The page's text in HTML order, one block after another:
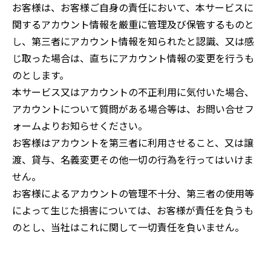
お客様は、お客様ご自身の責任において、本サービスに
関するアカウント情報を厳重に管理及び保管するものと
し、第三者にアカウント情報を知られたと認識、又は感
じ取った場合は、直ちにアカウント情報の変更を行うも
のとします。
本サービス又はアカウントの不正利用に気付いた場合、
アカウントについて質問がある場合等は、お問い合せフ
ォームよりお知らせください。
お客様はアカウントを第三者に利用させること、又は譲
渡、貸与、名義変更その他一切の行為を行ってはいけま
せん。
お客様によるアカウントの管理不十分、第三者の使用等
によって生じた損害については、お客様が責任を負うも
のとし、当社はこれに関して一切責任を負いません。